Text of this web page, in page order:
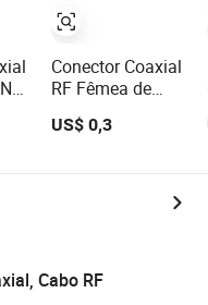
Conector Coaxial
RF Fêmea de
Tipo BNC Jack
50-Ohm
US$ 0,3
Cabo RF